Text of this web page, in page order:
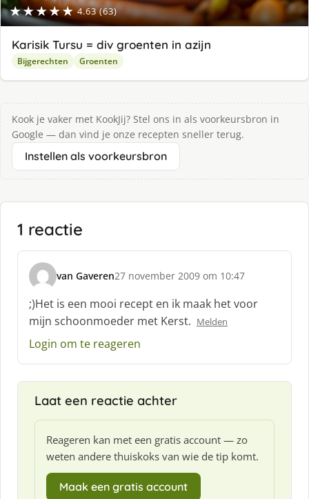
★★★★★ 4.63 (63)
Karisik Tursu = div groenten in azijn
Bijgerechten Groenten
Kook je vaker met KookJij? Stel ons in als voorkeursbron in
Google — dan vind je onze recepten sneller terug.
Instellen als voorkeursbron
1 reactie
van Gaveren
s
c
h
r
e
:
27 november 2009 om 10:47
;)Het is een mooi recept en ik maak het voor
mijn schoonmoeder met Kerst. Melden
Login om te reageren
Laat een reactie achter
Reageren kan met een gratis account — zo
weten andere thuiskoks van wie de tip komt.
Maak een gratis account